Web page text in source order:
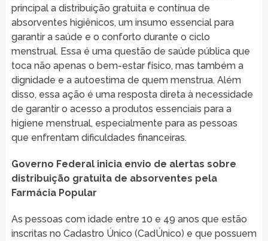
principal a distribuição gratuita e contínua de
absorventes higiênicos, um insumo essencial para
garantir a saúde e o conforto durante o ciclo
menstrual. Essa é uma questão de saúde pública que
toca não apenas o bem-estar físico, mas também a
dignidade e a autoestima de quem menstrua. Além
disso, essa ação é uma resposta direta à necessidade
de garantir o acesso a produtos essenciais para a
higiene menstrual, especialmente para as pessoas
que enfrentam dificuldades financeiras.
Governo Federal inicia envio de alertas sobre
distribuição gratuita de absorventes pela
Farmácia Popular
As pessoas com idade entre 10 e 49 anos que estão
inscritas no Cadastro Único (CadÚnico) e que possuem